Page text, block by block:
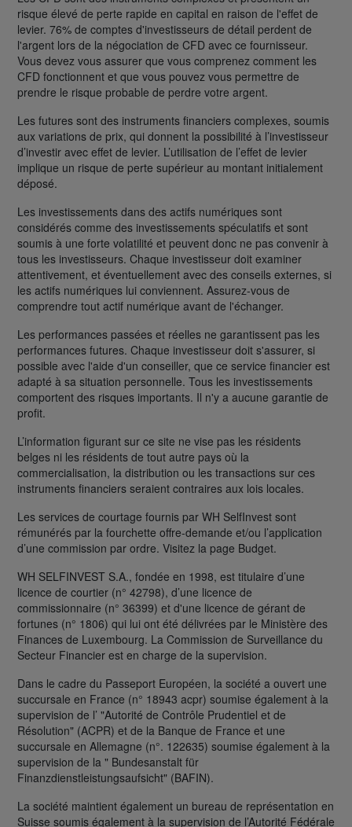
risque élevé de perte rapide en capital en raison de l'effet de
levier. 76% de comptes d'investisseurs de détail perdent de
l'argent lors de la négociation de CFD avec ce fournisseur.
Vous devez vous assurer que vous comprenez comment les
CFD fonctionnent et que vous pouvez vous permettre de
prendre le risque probable de perdre votre argent.
Les futures sont des instruments financiers complexes, soumis
aux variations de prix, qui donnent la possibilité à l’investisseur
d’investir avec effet de levier. L’utilisation de l’effet de levier
implique un risque de perte supérieur au montant initialement
déposé.
Les investissements dans des actifs numériques sont
considérés comme des investissements spéculatifs et sont
soumis à une forte volatilité et peuvent donc ne pas convenir à
tous les investisseurs. Chaque investisseur doit examiner
attentivement, et éventuellement avec des conseils externes, si
les actifs numériques lui conviennent. Assurez-vous de
comprendre tout actif numérique avant de l'échanger.
Les performances passées et réelles ne garantissent pas les
performances futures. Chaque investisseur doit s'assurer, si
possible avec l'aide d'un conseiller, que ce service financier est
adapté à sa situation personnelle. Tous les investissements
comportent des risques importants. Il n'y a aucune garantie de
profit.
L’information figurant sur ce site ne vise pas les résidents
belges ni les résidents de tout autre pays où la
commercialisation, la distribution ou les transactions sur ces
instruments financiers seraient contraires aux lois locales.
Les services de courtage fournis par WH SelfInvest sont
rémunérés par la fourchette offre-demande et/ou l’application
d’une commission par ordre. Visitez la page Budget.
WH SELFINVEST S.A., fondée en 1998, est titulaire d’une
licence de courtier (n° 42798), d’une licence de
commissionnaire (n° 36399) et d'une licence de gérant de
fortunes (n° 1806) qui lui ont été délivrées par le Ministère des
Finances de Luxembourg. La Commission de Surveillance du
Secteur Financier est en charge de la supervision.
Dans le cadre du Passeport Européen, la société a ouvert une
succursale en France (n° 18943 acpr) soumise également à la
supervision de l’ "Autorité de Contrôle Prudentiel et de
Résolution" (ACPR) et de la Banque de France et une
succursale en Allemagne (n°. 122635) soumise également à la
supervision de la " Bundesanstalt für
Finanzdienstleistungsaufsicht" (BAFIN).
La société maintient également un bureau de représentation en
Suisse soumis également à la supervision de l’Autorité Fédérale